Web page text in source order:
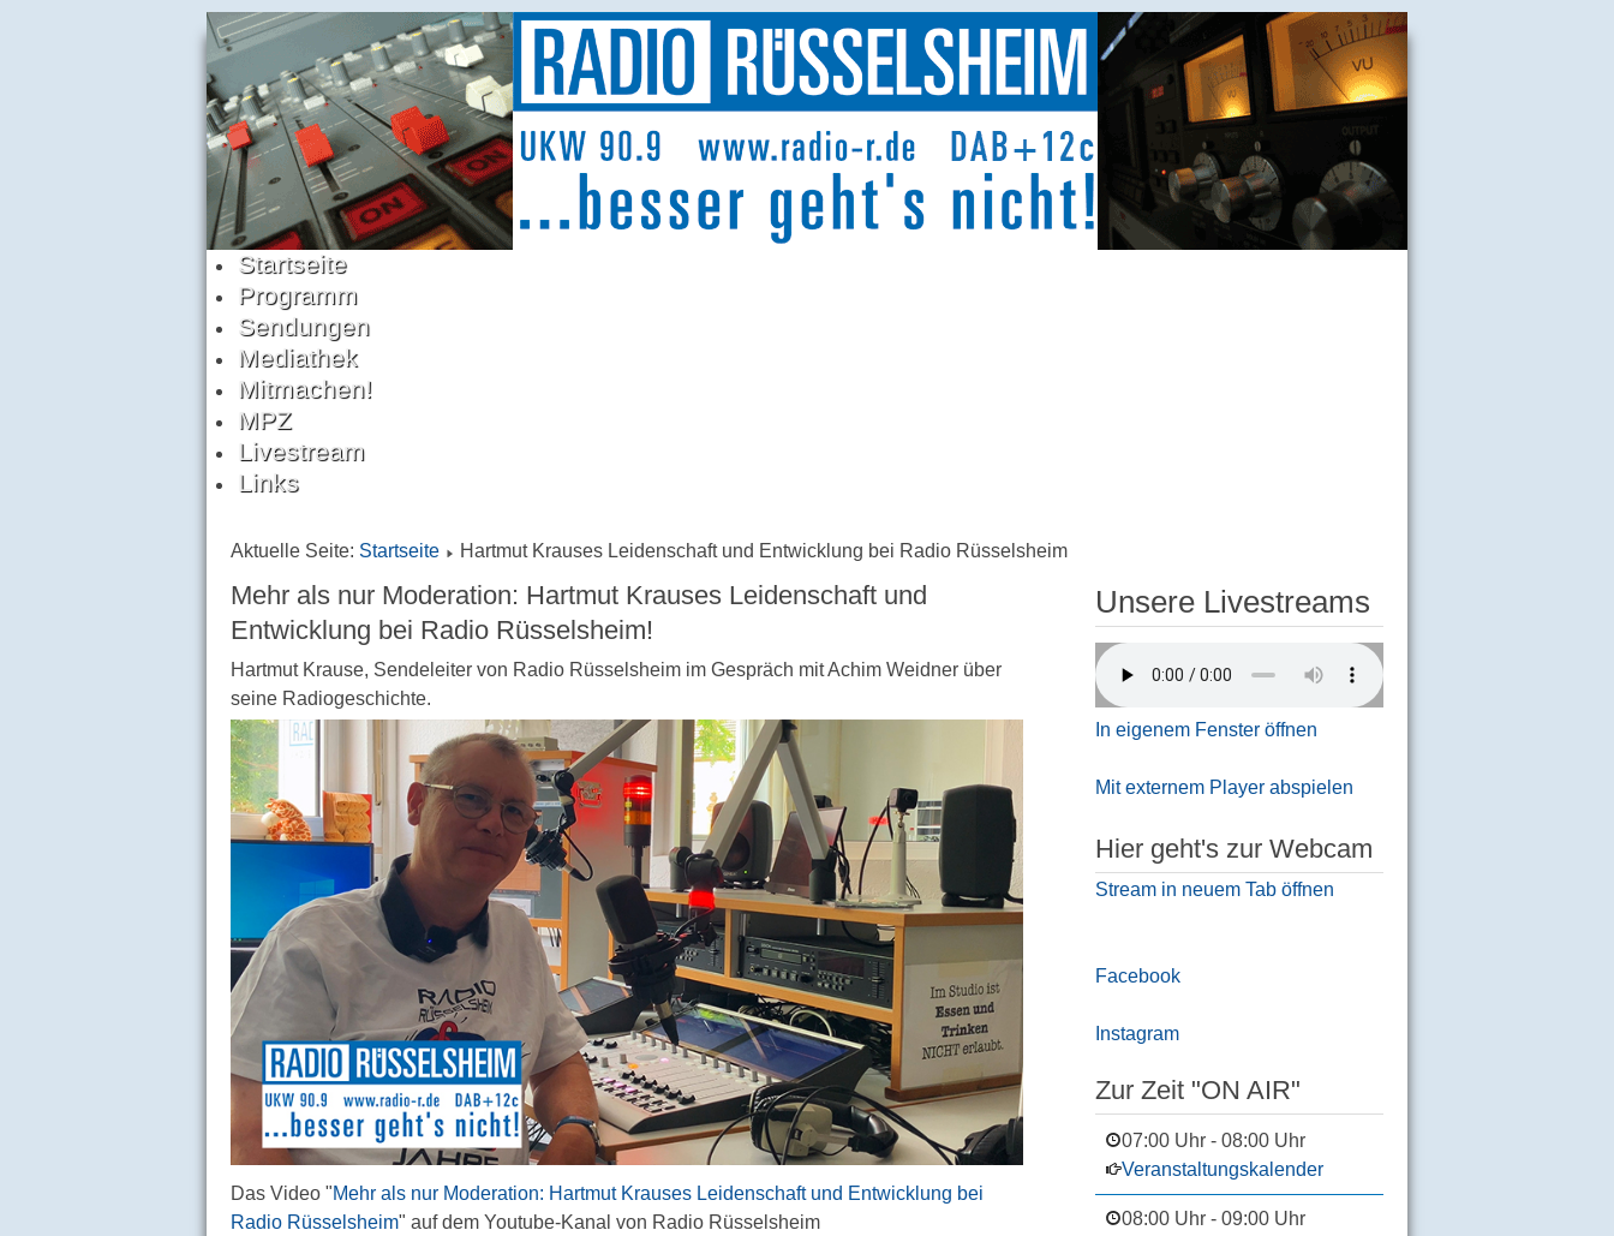
Startseite
Programm
Sendungen
Mediathek
Mitmachen!
MPZ
Livestream
Links
Aktuelle Seite: Startseite Hartmut Krauses Leidenschaft und Entwicklung bei Radio Rüsselsheim
Mehr als nur Moderation: Hartmut Krauses Leidenschaft und
Entwicklung bei Radio Rüsselsheim!
Hartmut Krause, Sendeleiter von Radio Rüsselsheim im Gespräch mit Achim Weidner über
seine Radiogeschichte.
Das Video "Mehr als nur Moderation: Hartmut Krauses Leidenschaft und Entwicklung bei
Radio Rüsselsheim" auf dem Youtube-Kanal von Radio Rüsselsheim
Unsere Livestreams
In eigenem Fenster öffnen
Mit externem Player abspielen
Hier geht's zur Webcam
Stream in neuem Tab öffnen
Facebook
Instagram
Zur Zeit "ON AIR"
07:00 Uhr - 08:00 Uhr
Veranstaltungskalender
08:00 Uhr - 09:00 Uhr